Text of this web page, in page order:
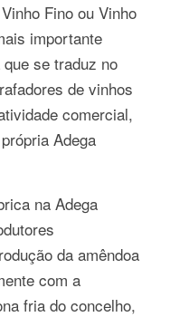
Fino ou Vinho
importante
se traduz no
de vinhos
comercial,
Adega
na Adega
da amêndoa
com a
fria do concelho,